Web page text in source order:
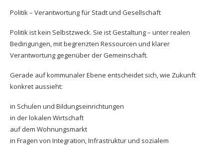
Politik – Verantwortung für Stadt und Gesellschaft
Politik ist kein Selbstzweck. Sie ist Gestaltung – unter realen
Bedingungen, mit begrenzten Ressourcen und klarer
Verantwortung gegenüber der Gemeinschaft.
Gerade auf kommunaler Ebene entscheidet sich, wie Zukunft
konkret aussieht:
in Schulen und Bildungseinrichtungen
in der lokalen Wirtschaft
auf dem Wohnungsmarkt
in Fragen von Integration, Infrastruktur und sozialem